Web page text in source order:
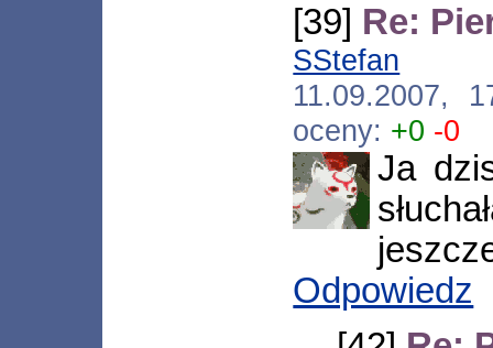
[39] Re:
SStefan
11.09.2007,
oceny: +0 -0
Ja
Odpowiedz